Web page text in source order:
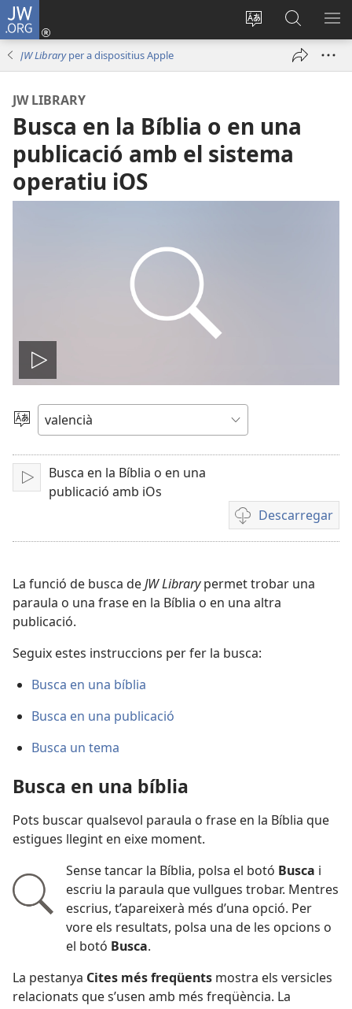
JW.ORG
Canviar
l'idioma
Iniciar
sessió
nova)
Busca
a
JW.ORG
JW Libraryper a dispositius Apple
JW LIBRARY
Busca en la Bíblia o en una
publicació amb el sistema
operatiu iOS
Reproduir
el
vídeo
Canviar
d'idioma
Reproduir
Busca en la Bíblia o en una
publicació amb iOs
Descarregar
Opcions
de
de
vídeo
La funció de busca deJW Librarypermet trobar una
paraula o una frase en la Bíblia o en una altra
publicació.
Seguix estes instruccions per fer la busca:
Busca en una bíblia
Busca en una publicació
Busca un tema
Busca en una bíblia
Pots buscar qualsevol paraula o frase en la Bíblia que
estigues llegint en eixe moment.
Sense tancar la Bíblia, polsa el botó Busca i
escriu la paraula que vullgues trobar. Mentres
escrius, t’apareixerà més d’una opció. Per
vore els resultats, polsa una de les opcions o
el botó Busca.
La pestanya Cites més freqüents mostra els versicles
relacionats que s’usen amb més freqüència. La